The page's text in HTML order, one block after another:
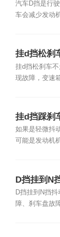
汽车D挡是行
车会减少发动
挂d挡松刹
挂d挡松刹车
现故障，变速
挂d挡踩刹
如果是轻微抖
可能是发动机
D挡挂到N
D挡挂到N挡
障、刹车盘故